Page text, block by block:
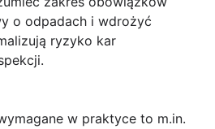
o odpadach i wdrożyć
ryzyko kar
w praktyce to m.in.